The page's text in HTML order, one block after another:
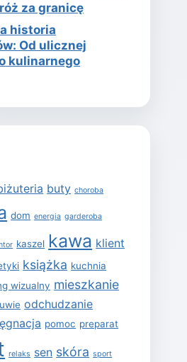
za granicę
historia
Od ulicznej
kulinarnego
buty choroba
dom energia garderoba
kaszel kawa klient
książka kuchnia
wizualny mieszkanie
odchudzanie
pomoc preparat
relaks sen skóra sport